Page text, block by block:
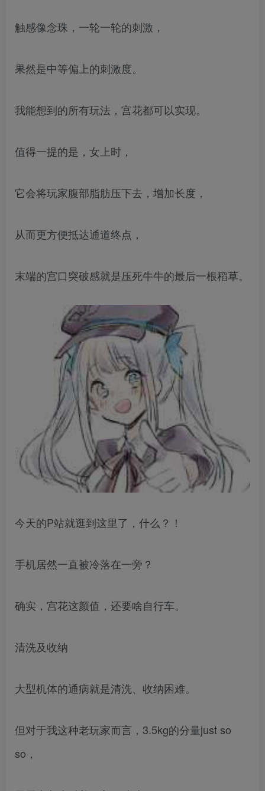
触感像念珠，一轮一轮的刺激，
果然是中等偏上的刺激度。
我能想到的所有玩法，宫花都可以实现。
值得一提的是，女上时，
它会将玩家腹部脂肪压下去，增加长度，
从而更方便抵达通道终点，
末端的宫口突破感就是压死牛牛的最后一根稻草。
今天的P站就逛到这里了，什么？！
手机居然一直被冷落在一旁？
确实，宫花这颜值，还要啥自行车。
清洗及收纳
大型机体的通病就是清洗、收纳困难。
但对于我这种老玩家而言，3.5kg的分量just so
so，